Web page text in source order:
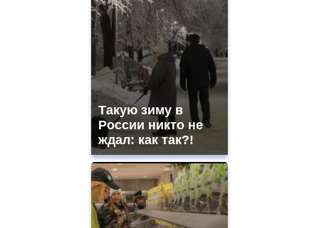
Такую зиму в
России никто не
ждал: как так?!